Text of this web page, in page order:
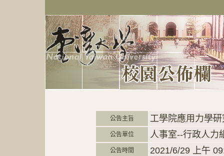
公告主旨 工學院應用力學
公告單位 人事室--行政人力
公告時間 2021/6/29 上午